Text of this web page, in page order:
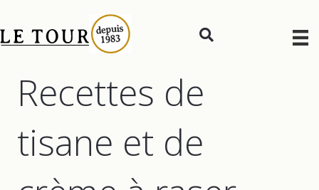
Recettes de
tisane et de